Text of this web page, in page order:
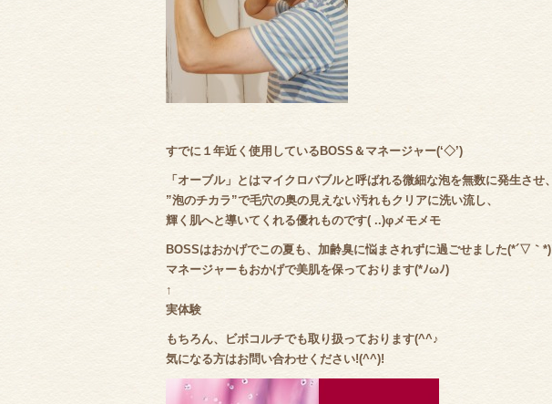
すでに１年近く使用しているBOSS＆マネージャー(‘◇’)ゞ
「オーブル」とはマイクロバブルと呼ばれる微細な泡を無数に発生させ、
”泡のチカラ”で毛穴の奥の見えない汚れもクリアに洗い流し、
輝く肌へと導いてくれる優れものです( ..)φメモメモ
BOSSはおかげでこの夏も、加齢臭に悩まされずに過ごせました(*´▽｀*)
マネージャーもおかげで美肌を保っております(*ﾉωﾉ)
↑
実体験
もちろん、ビボコルチでも取り扱っております(^^♪
気になる方はお問い合わせください!(^^)!